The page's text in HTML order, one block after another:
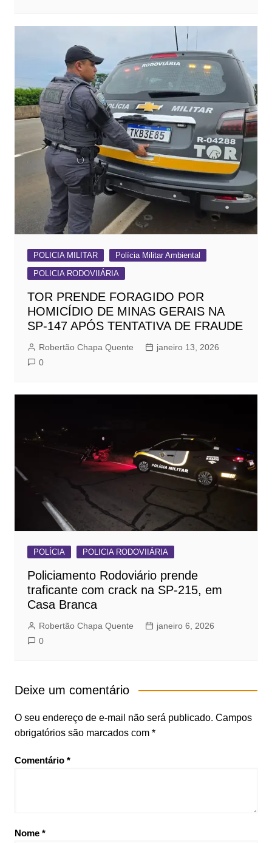
POLICIA MILITAR
Polícia Militar Ambiental
POLICIA RODOVIIÁRIA
TOR PRENDE FORAGIDO POR
HOMICÍDIO DE MINAS GERAIS NA
SP-147 APÓS TENTATIVA DE FRAUDE
Robertão Chapa Quente
janeiro 13, 2026
0
POLÍCIA POLICIA RODOVIIÁRIA
Policiamento Rodoviário prende
traficante com crack na SP-215, em
Casa Branca
Robertão Chapa Quente
janeiro 6, 2026
0
Deixe um comentário
O seu endereço de e-mail não será publicado. Campos
obrigatórios são marcados com *
Comentário *
Nome *